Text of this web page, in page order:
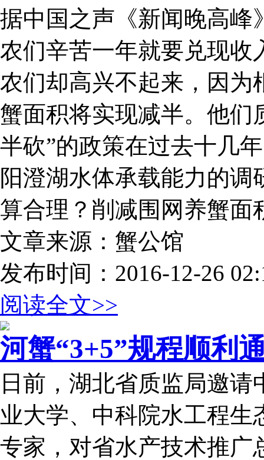
据中国之声《新闻晚高峰
农们辛苦一年就要兑现收
农们却高兴不起来，因为
蟹面积将实现减半。他们
半砍”的政策在过去十几
阳澄湖水体承载能力的
算合理？削减围网养蟹
文章来源：蟹公馆
发布时间：2016-12-26
阅读全文>>
河蟹“3+5”规程顺利
日前，湖北省质监局邀
业大学、中科院水工程
专家，对省水产技术推广